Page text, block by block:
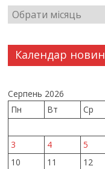
Календар новин
Серпень 2026
Пн
Вт Ср
3
4 5
10
11 12